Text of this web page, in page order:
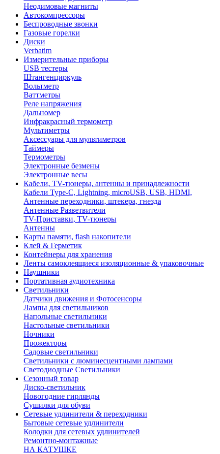
Неодимовые магниты
Автокомпрессоры
Беспроводные звонки
Газовые горелки
Диски
Verbatim
Измерительные приборы
USB тестеры
Штангенциркуль
Вольтметр
Ваттметры
Реле напряжения
Дальномер
Инфракрасный термометр
Мультиметры
Аксессуары для мультиметров
Таймеры
Термометры
Электронные безмены
Электронные весы
Кабели, TV-тюнеры, антенны и принадлежности
Кабели Type-C, Lightning, microUSB, USB, HDMI,
Антенные переходники, штекера, гнезда
Антенные Разветвители
TV-Приставки, TV-тюнеры
Антенны
Карты памяти, flash накопители
Клей & Герметик
Контейнеры для хранения
Ленты самоклеящиеся изоляционные & упаковочные
Наушники
Портативная аудиотехника
Светильники
Датчики движения и Фотосенсоры
Лампы для светильников
Напольные светильники
Настольные светильники
Ночники
Прожекторы
Садовые светильники
Светильники с люминесцентными лампами
Светодиодные Светильники
Сезонный товар
Диско-светильник
Новогодние гирлянды
Сушилки для обуви
Сетевые удлинители & переходники
Бытовые сетевые удлинители
Колодки для сетевых удлинителей
Ремонтно-монтажные
НА КАТУШКЕ